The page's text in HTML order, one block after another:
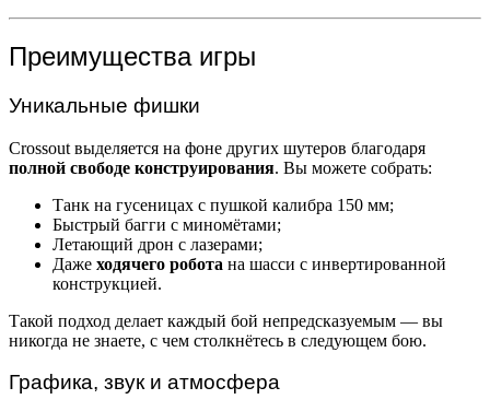
Преимущества игры
Уникальные фишки
Crossout выделяется на фоне других шутеров благодаря
полной свободе конструирования. Вы можете собрать:
Танк на гусеницах с пушкой калибра 150 мм;
Быстрый багги с миномётами;
Летающий дрон с лазерами;
Даже ходячего робота на шасси с инвертированной
конструкцией.
Такой подход делает каждый бой непредсказуемым — вы
никогда не знаете, с чем столкнётесь в следующем бою.
Графика, звук и атмосфера